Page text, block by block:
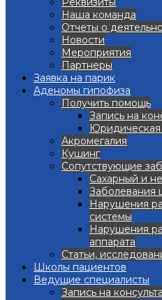
Наша команда
Отчеты о
Новости
Мероприятия
Партнеры
Заявка на парик
Аденомы гипофиза
Получить помощь
Запись на
Акромегалия
Кушинг
Сопутствующие
Сахарный и
Заболевания
Нарушения
системы
Нарушения
аппарата
Статьи,
Школы пациентов
Ведущие специалисты
Запись на